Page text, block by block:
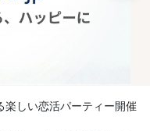
しい恋活パーティー開催